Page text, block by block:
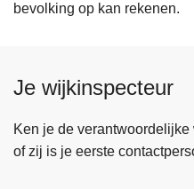
bevolking op kan rekenen.
Je wijkinspecteur
Ken je de
of zij is je eerste